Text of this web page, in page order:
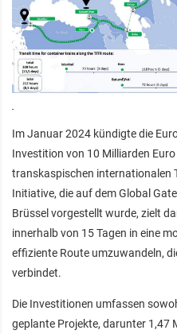
Im Januar 2024 kündigte die
Investition von 10 Milliarden
transkaspischen internationalen
Initiative, die auf dem Global
Brüssel vorgestellt wurde, zielt
innerhalb von 15 Tagen in eine
effiziente Route umzuwandeln,
verbindet.
Die Investitionen umfassen
geplante Projekte, darunter 1,47